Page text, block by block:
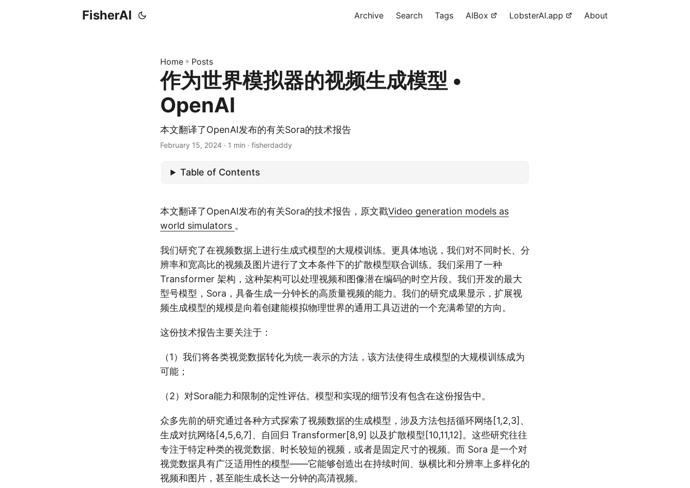
FisherAI Archive Search Tags AIBox LobsterAI.app About
Home » Posts
作为世界模拟器的视频生成模型 •
OpenAI
本文翻译了OpenAI发布的有关Sora的技术报告
February 15, 2024 · 1 min · fisherdaddy
Table of Contents
本文翻译了OpenAI发布的有关Sora的技术报告，原文戳Video generation models as
world simulators 。
我们研究了在视频数据上进行生成式模型的大规模训练。更具体地说，我们对不同时长、分
辨率和宽高比的视频及图片进行了文本条件下的扩散模型联合训练。我们采用了一种
Transformer 架构，这种架构可以处理视频和图像潜在编码的时空片段。我们开发的最大
型号模型，Sora，具备生成一分钟长的高质量视频的能力。我们的研究成果显示，扩展视
频生成模型的规模是向着创建能模拟物理世界的通用工具迈进的一个充满希望的方向。
这份技术报告主要关注于：
（1）我们将各类视觉数据转化为统一表示的方法，该方法使得生成模型的大规模训练成为
可能；
（2）对Sora能力和限制的定性评估。模型和实现的细节没有包含在这份报告中。
众多先前的研究通过各种方式探索了视频数据的生成模型，涉及方法包括循环网络[1,2,3]、
生成对抗网络[4,5,6,7]、自回归 Transformer[8,9] 以及扩散模型[10,11,12]。这些研究往往
专注于特定种类的视觉数据、时长较短的视频，或者是固定尺寸的视频。而 Sora 是一个对
视觉数据具有广泛适用性的模型——它能够创造出在持续时间、纵横比和分辨率上多样化的
视频和图片，甚至能生成长达一分钟的高清视频。